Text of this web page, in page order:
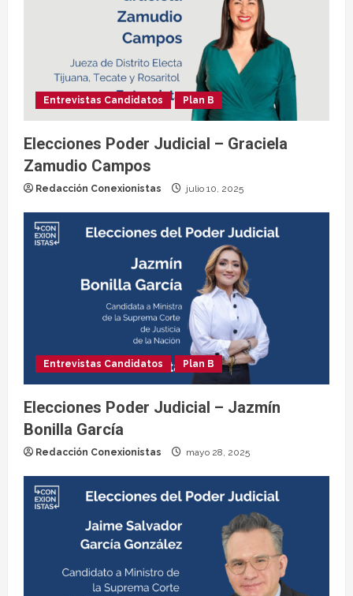
Entrevistas Candidatos Plan B
Elecciones Poder Judicial – Graciela
Zamudio Campos
Redacción Conexionistas julio 10, 2025
Entrevistas Candidatos Plan B
Elecciones Poder Judicial – Jazmín
Bonilla García
Redacción Conexionistas mayo 28, 2025